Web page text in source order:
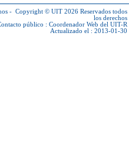
- Copyright © UIT 2026 Reservados todos
los derechos
público : Coordenador Web del UIT-R
Actualizado el : 2013-01-30